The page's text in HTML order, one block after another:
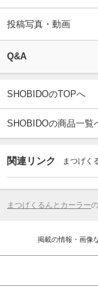
投稿写真・動画
Q&A
SHOBIDOのTOPへ
SHOBIDOの商品一覧
関連リンク まつげく
まつげくるんとカーラー
掲載の情報・画像